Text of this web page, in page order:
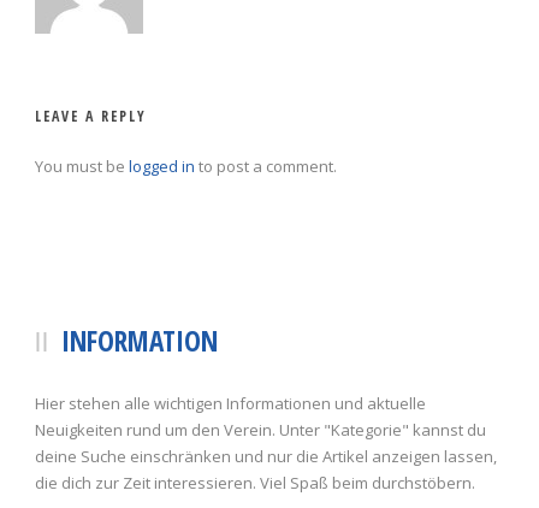
LEAVE A REPLY
You must be logged in to post a comment.
INFORMATION
Hier stehen alle wichtigen Informationen und aktuelle
Neuigkeiten rund um den Verein. Unter "Kategorie" kannst du
deine Suche einschränken und nur die Artikel anzeigen lassen,
die dich zur Zeit interessieren. Viel Spaß beim durchstöbern.